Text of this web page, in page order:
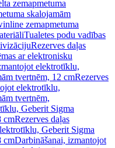
zemapmetuma
skalojamām
zemapmetuma
Tualetes podu vadības
Rezerves daļas
ar elektronisku
elektrotīklu,
tvertnēm, 12 cmRezerves
elektrotīklu,
tvertnēm,
Geberit Sigma
cmRezerves daļas
Geberit Sigma
cmDarbināšanai, izmantojot